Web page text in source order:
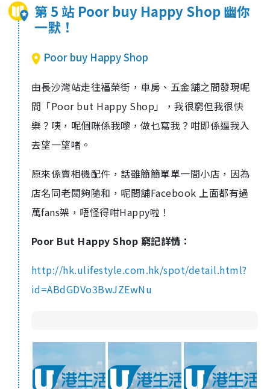
第 5 站 Poor buy Happy Shop 幽你
一默！
Poor buy Happy Shop
由長沙灣站走往福榮街，車房、五金舖之間發現呢
間「Poor but Happy Shop」，我很窮但我很快
樂？咦，呢個咪係我嚟，做乜寫我？咁即係逼我入
去望一望啫。
原來係賣相機配件，話雖簡簡單單一間小店，因為
店名同老闆夠隨和，呢間舖Facebook 上面都有過
萬fans架，唔怪得咁Happy啦！
Poor But Happy Shop 窮記詳情：
http://hk.ulifestyle.com.hk/spot/detail.html?
id=ABdGDVo3BwJZEwNu